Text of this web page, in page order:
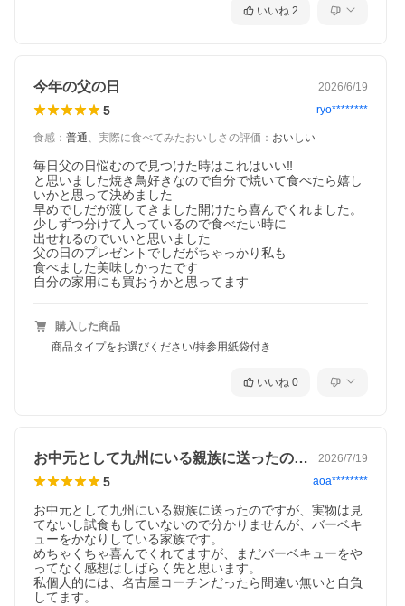
いいね 2
今年の父の日 2026/6/19
5 ryo********
食感 ： 普通、 実際に食べてみたおいしさの評価 ： おいしい
毎日父の日悩むので見つけた時はこれはいい‼️
と思いました焼き鳥好きなので自分で焼いて食べたら嬉し
いかと思って決めました
早めでしだが渡してきました開けたら喜んでくれました。
少しずつ分けて入っているので食べたい時に
出せれるのでいいと思いました
父の日のプレゼントでしだがちゃっかり私も
食べました美味しかったです
自分の家用にも買おうかと思ってます
購入した商品
商品タイプをお選びください/持参用紙袋付き
いいね 0
お中元として九州にいる親族に送ったので… 2026/7/19
5 aoa********
お中元として九州にいる親族に送ったのですが、実物は見
てないし試食もしていないので分かりませんが、バーベキ
ューをかなりしている家族です。
めちゃくちゃ喜んでくれてますが、まだバーベキューをや
ってなく感想はしばらく先と思います。
私個人的には、名古屋コーチンだったら間違い無いと自負
してます。